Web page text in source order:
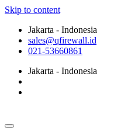
Skip to content
Jakarta - Indonesia
sales@qfirewall.id
021-53660861
Jakarta - Indonesia